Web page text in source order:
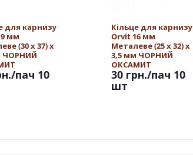
для карнизу
мм
(30 х 37) х
ЧОРНИЙ
/пач 10
Кільце для карнизу
Orvit 16 мм
Металеве (25 х 32) х
3,5 мм ЧОРНИЙ
ОКСАМИТ
30 грн./пач 10
шт